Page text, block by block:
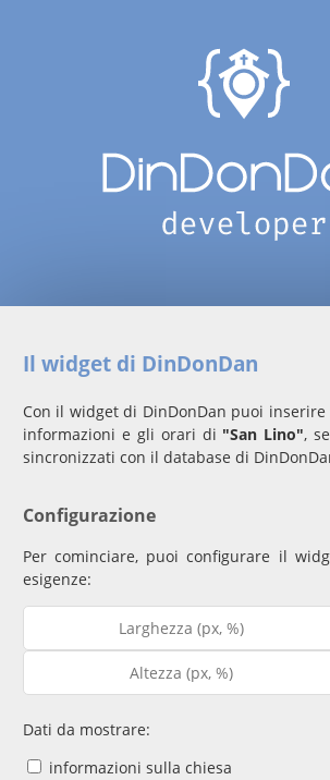
Il widget di DinDonDan
Con il widget di DinDonDan puoi
informazioni e gli orari di "San Lino",
sincronizzati con il database di
Configurazione
Per cominciare, puoi configurare il
esigenze:
Dati da mostrare:
informazioni sulla chiesa